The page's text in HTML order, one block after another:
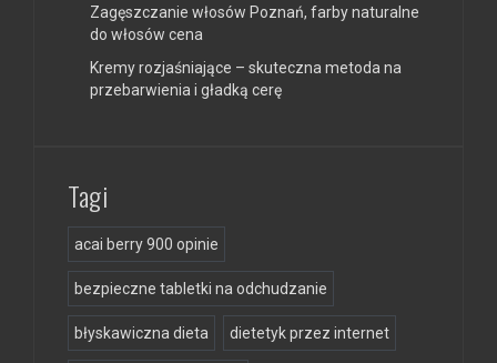
Zagęszczanie włosów Poznań, farby naturalne
do włosów cena
Kremy rozjaśniające – skuteczna metoda na
przebarwienia i gładką cerę
Tagi
acai berry 900 opinie
bezpieczne tabletki na odchudzanie
błyskawiczna dieta dietetyk przez internet